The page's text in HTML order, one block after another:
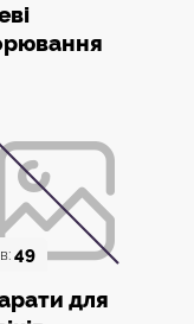
49
для